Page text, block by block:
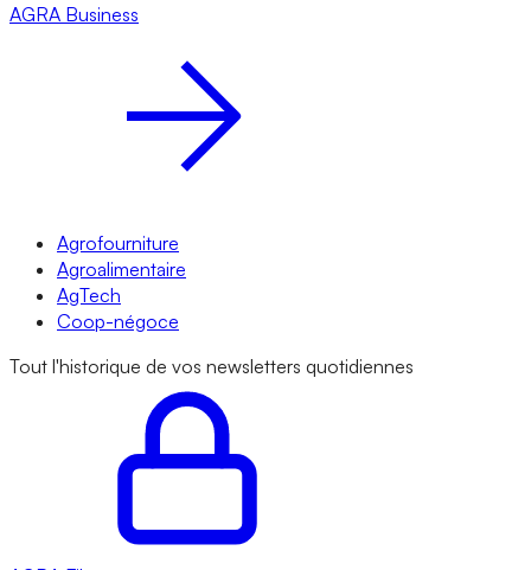
AGRA Business
Agrofourniture
Agroalimentaire
AgTech
Coop-négoce
Tout l'historique de vos newsletters quotidiennes